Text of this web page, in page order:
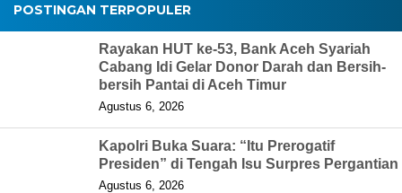
POSTINGAN TERPOPULER
Rayakan HUT ke-53, Bank Aceh Syariah
Cabang Idi Gelar Donor Darah dan Bersih-
bersih Pantai di Aceh Timur
Agustus 6, 2026
Kapolri Buka Suara: “Itu Prerogatif
Presiden” di Tengah Isu Surpres Pergantian
Agustus 6, 2026